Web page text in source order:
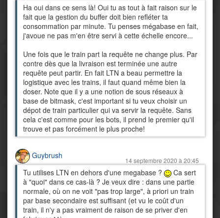
Ha oui dans ce sens là! Oui tu as tout à fait raison sur le
fait que la gestion du buffer doit bien refléter ta
consommation par minute. Tu penses mégabase en fait,
j'avoue ne pas m'en être servi à cette échelle encore...
Une fois que le train part la requête ne change plus. Par
contre dès que la livraison est terminée une autre
requête peut partir. En fait LTN a beau permettre la
logistique avec les trains, il faut quand même bien la
doser. Note que il y a une notion de sous réseaux à
base de bitmask, c'est important si tu veux choisir un
dépot de train particulier qui va servir la requête. Sans
cela c'est comme pour les bots, il prend le premier qu'il
trouve et pas forcément le plus proche!
Guybrush
14 septembre 2020 à 20:45
Tu utilises LTN en dehors d'une megabase ?
Ca sert
à "quoi" dans ce cas-là ? Je veux dire : dans une partie
normale, où on ne voit "pas trop large", à priori un train
par base secondaire est suffisant (et vu le coût d'un
train, il n'y a pas vraiment de raison de se priver d'en